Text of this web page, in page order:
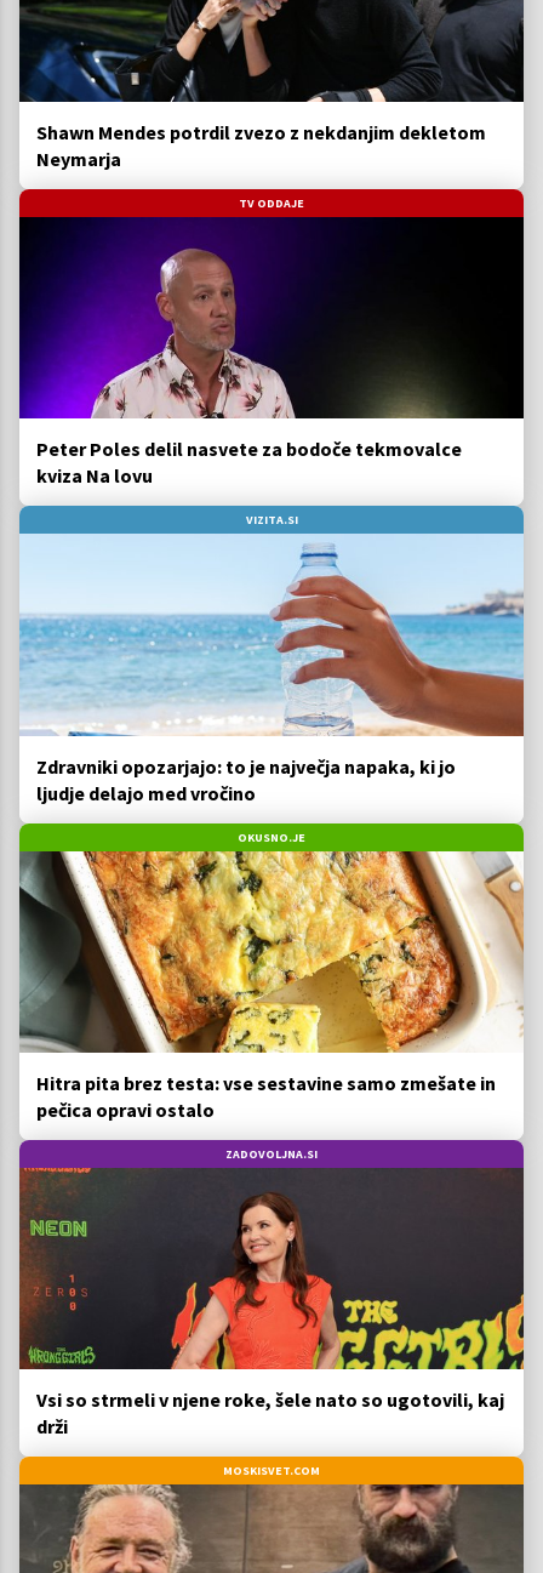
Shawn Mendes potrdil zvezo z nekdanjim dekletom
Neymarja
TV ODDAJE
Peter Poles delil nasvete za bodoče tekmovalce
kviza Na lovu
VIZITA.SI
Zdravniki opozarjajo: to je največja napaka, ki jo
ljudje delajo med vročino
OKUSNO.JE
Hitra pita brez testa: vse sestavine samo zmešate in
pečica opravi ostalo
ZADOVOLJNA.SI
Vsi so strmeli v njene roke, šele nato so ugotovili, kaj
drži
MOSKISVET.COM